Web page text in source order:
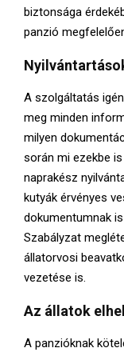
biztonsága
panzió
A szolgáltatás
meg minden
milyen
során mi ezekbe
naprakész
kutyák érvényes
dokumentumnak
Szabályzat
állatorvosi
vezetése is.
Az állatok
A panzióknak